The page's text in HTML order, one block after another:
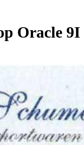
Oracle